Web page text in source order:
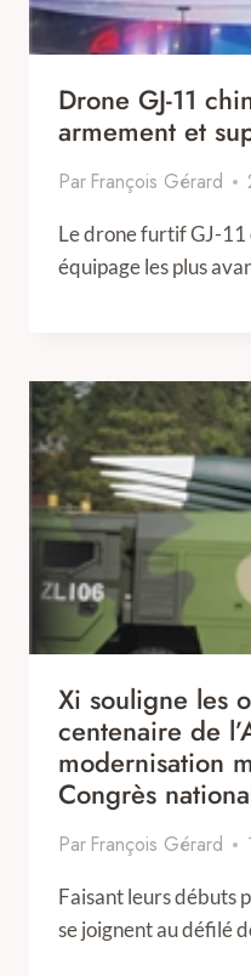
Drone GJ-11
armement et
Par François Gérard
Le drone furtif GJ-11
équipage les plus
Xi souligne les
centenaire de
modernisation
Congrès
Par François Gérard
Faisant leurs débuts
se joignent au défilé